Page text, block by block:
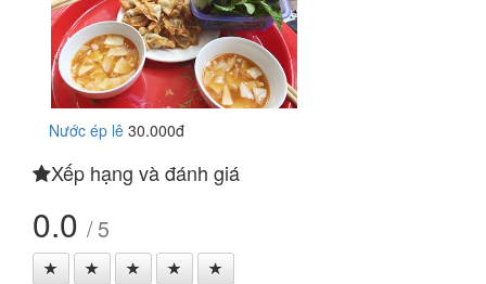
Nước ép lê 30.000đ
Xếp hạng và đánh giá
0.0 / 5